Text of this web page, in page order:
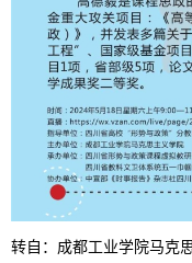
转自：成都工业学院马克